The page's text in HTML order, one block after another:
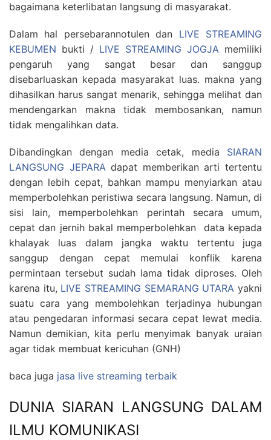
bagaimana keterlibatan langsung di masyarakat.
Dalam hal persebarannotulen dan LIVE STREAMING
KEBUMEN bukti / LIVE STREAMING JOGJA memiliki
pengaruh yang sangat besar dan sanggup
disebarluaskan kepada masyarakat luas. makna yang
dihasilkan harus sangat menarik, sehingga melihat dan
mendengarkan makna tidak membosankan, namun
tidak mengalihkan data.
Dibandingkan dengan media cetak, media SIARAN
LANGSUNG JEPARAdapat memberikan arti tertentu
dengan lebih cepat, bahkan mampu menyiarkan atau
memperbolehkan peristiwa secara langsung. Namun, di
sisi lain, memperbolehkan perintah secara umum,
cepat dan jernih bakal memperbolehkan data kepada
khalayak luas dalam jangka waktu tertentu juga
sanggup dengan cepat memulai konflik karena
permintaan tersebut sudah lama tidak diproses. Oleh
karena itu, LIVE STREAMING SEMARANG UTARA yakni
suatu cara yang membolehkan terjadinya hubungan
atau pengedaran informasi secara cepat lewat media.
Namun demikian, kita perlu menyimak banyak uraian
agar tidak membuat kericuhan (GNH)
baca juga jasa live streaming terbaik
DUNIA SIARAN LANGSUNG DALAM
ILMU KOMUNIKASI